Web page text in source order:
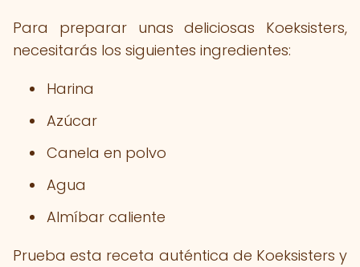
Para preparar unas deliciosas Koeksisters,
necesitarás los siguientes ingredientes:
Harina
Azúcar
Canela en polvo
Agua
Almíbar caliente
Prueba esta receta auténtica de Koeksisters y